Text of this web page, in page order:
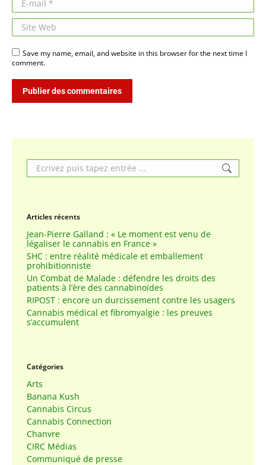
Site Web
Save my name, email, and website in this browser for the next time I
comment.
Publier des commentaires
Search:
Articles récents
Jean-Pierre Galland : « Le moment est venu de
légaliser le cannabis en France »
SHC : entre réalité médicale et emballement
prohibitionniste
Un Combat de Malade : défendre les droits des
patients à l’ère des cannabinoïdes
RIPOST : encore un durcissement contre les usagers
Cannabis médical et fibromyalgie : les preuves
s’accumulent
Catégories
Arts
Banana Kush
Cannabis Circus
Cannabis Connection
Chanvre
CIRC Médias
Communiqué de presse